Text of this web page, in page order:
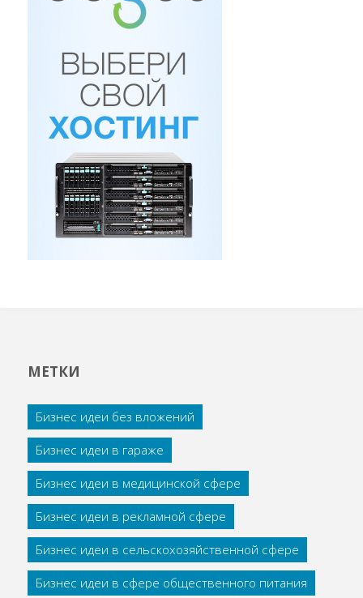
МЕТКИ
Бизнес идеи без вложений
Бизнес идеи в гараже
Бизнес идеи в медицинской сфере
Бизнес идеи в рекламной сфере
Бизнес идеи в сельскохозяйственной сфере
Бизнес идеи в сфере общественного питания